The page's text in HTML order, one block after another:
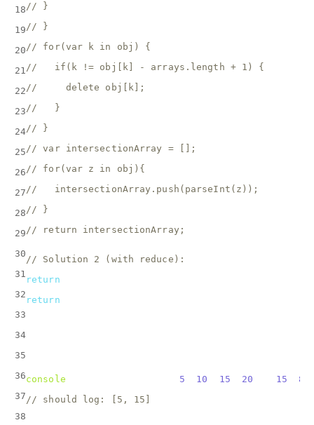
18
19
20
21
22
23
24
25
26
27
28
29
30
31
32
33
34
35
36
37
38
// }
// }
// for(var k in obj) {
//   if(k != obj[k] - arrays.length + 1) {
//     delete obj[k];
//   }
// }
// var intersectionArray = [];
// for(var z in obj){
//   intersectionArray.push(parseInt(z));
// }
// return intersectionArray;
// Solution 2 (with reduce):
return
return
console 5 10 15 20 15 88
// should log: [5, 15]